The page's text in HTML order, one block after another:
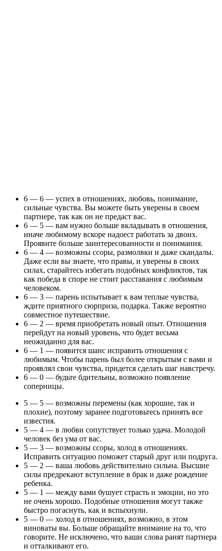
6 — 6 — успех в отношениях, любовь, понимание,
сильные чувства. Вы можете быть уверены в своем
партнере, так как он не предаст вас.
6 — 5 — вам нужно больше вкладывать в отношения,
иначе любимому вскоре надоест работать за двоих.
Проявите больше заинтересованности и понимания.
6 — 4 — возможны ссоры, размолвки и даже скандалы.
Даже если вы знаете, что правы, и уверены в своих
силах, старайтесь избегать подобных конфликтов, так
как победа в споре не стоит расставания с любимым
человеком.
6 — 3 — парень испытывает к вам теплые чувства,
ждите приятного сюрприза, подарка. Также вероятно
совместное путешествие.
6 — 2 — время приобретать новый опыт. Отношения
перейдут на новый уровень, что будет весьма
неожиданно для вас.
6 — 1 — появится шанс исправить отношения с
любимым. Чтобы парень был более открытым с вами и
проявлял свои чувства, придется сделать шаг навстречу.
6 — 0 — будьте бдительны, возможно появление
соперницы.
5 — 5 — возможны перемены (как хорошие, так и
плохие), поэтому заранее подготовьтесь принять все
известия.
5 — 4 — в любви сопутствует только удача. Молодой
человек без ума от вас.
5 — 3 — возможны ссоры, холод в отношениях.
Исправить ситуацию поможет старый друг или подруга.
5 — 2 — ваша любовь действительно сильна. Высшие
силы предрекают вступление в брак и даже рождение
ребенка.
5 — 1 — между вами бушует страсть и эмоции, но это
не очень хорошо. Подобные отношения могут также
быстро погаснуть, как и вспыхнули.
5 — 0 — холод в отношениях, возможно, в этом
виноваты вы. Больше обращайте внимание на то, что
говорите. Не исключено, что ваши слова ранят партнера
и отталкивают его.